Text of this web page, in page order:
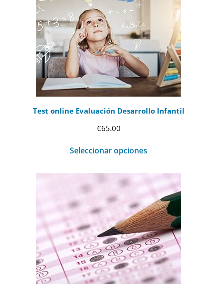
Test online Evaluación Desarrollo Infantil
€65.00
Seleccionar opciones